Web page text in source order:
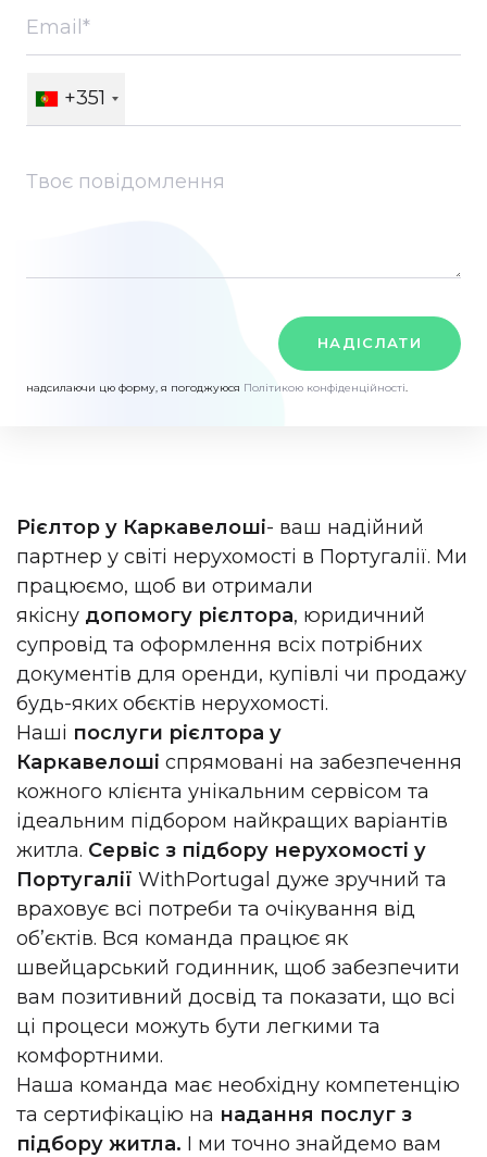
+351
НАДІСЛАТИ
надсилаючи цю форму, я погоджуюся Політикою конфіденційності.
Рієлтор у Каркавелоші- ваш надійний
партнер у світі нерухомості в Португалії. Ми
працюємо, щоб ви отримали
якісну допомогу рієлтора, юридичний
супровід та оформлення всіх потрібних
документів для оренди, купівлі чи продажу
будь-яких обєктів нерухомості.
Наші послуги рієлтора у
Каркавелоші спрямовані на забезпечення
кожного клієнта унікальним сервісом та
ідеальним підбором найкращих варіантів
житла. Сервіс з підбору нерухомості у
Португалії WithPortugal дуже зручний та
враховує всі потреби та очікування від
об’єктів. Вся команда працює як
швейцарський годинник, щоб забезпечити
вам позитивний досвід та показати, що всі
ці процеси можуть бути легкими та
комфортними.
Наша команда має необхідну компетенцію
та сертифікацію на надання послуг з
підбору житла. І ми точно знайдемо вам